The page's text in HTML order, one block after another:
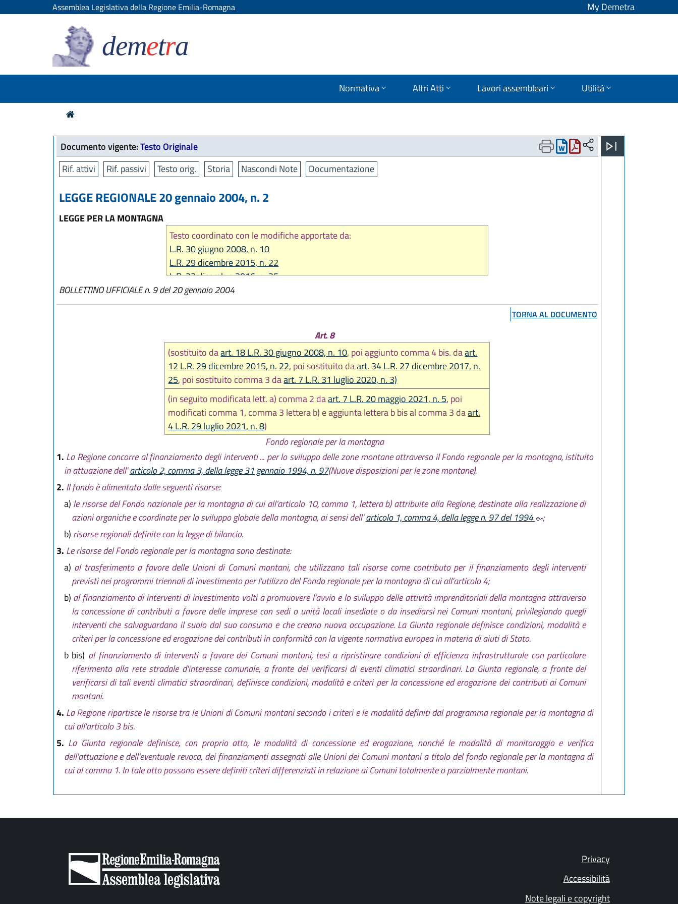
Assemblea Legislativa della Regione Emilia-Romagna My Demetra
demetra
Normativa Altri Atti Lavori assembleari Utilità
Documento vigente:Testo Originale
Rif. attivi
Rif. passivi Testo orig. Storia Nascondi Note Documentazione
LEGGE REGIONALE 20 gennaio 2004, n. 2
LEGGE PER LA MONTAGNA
Testo coordinato con le modifiche apportate da:
L.R. 30 giugno 2008, n. 10
L.R. 29 dicembre 2015, n. 22
L.R. 23 dicembre 2016, n. 25
L.R. 27 dicembre 2017, n. 25
L.R. 31 luglio 2020 n. 3
L.R. 29 luglio 2021, n. 8
BOLLETTINO UFFICIALE n. 9 del 20 gennaio 2004
TORNA AL DOCUMENTO
Art. 8
(sostituito daart. 18 L.R. 30 giugno 2008, n. 10, poi aggiunto comma 4 bis. daart.
12 L.R. 29 dicembre 2015, n. 22, poi sostituito daart. 34 L.R. 27 dicembre 2017, n.
25, poi sostituito comma 3 daart. 7 L.R. 31 luglio 2020, n. 3)
(in seguito modificata lett. a) comma 2 daart. 7 L.R. 20 maggio 2021, n. 5, poi
modificati comma 1, comma 3 lettera b) e aggiunta lettera b bis al comma 3 daart.
4 L.R. 29 luglio 2021, n. 8)
Fondo regionale per la montagna
1. La Regione concorre al finanziamento degli interventi ... per lo sviluppo delle zone montane attraverso il Fondo regionale per la montagna, istituito
in attuazione dell'articolo 2, comma 3, della legge 31 gennaio 1994, n. 97(Nuove disposizioni per le zone montane).
2. Il fondo è alimentato dalle seguenti risorse:
a) le risorse del Fondo nazionale per la montagna di cui all’articolo 10, comma 1, lettera b) attribuite alla Regione, destinate alla realizzazione di
azioni organiche e coordinate per lo sviluppo globale della montagna, ai sensi dell'articolo 1, comma 4, della legge n. 97 del 1994
;
b) risorse regionali definite con la legge di bilancio.
3. Le risorse del Fondo regionale per la montagna sono destinate:
a) al trasferimento a favore delle Unioni di Comuni montani, che utilizzano tali risorse come contributo per il finanziamento degli interventi
previsti nei programmi triennali di investimento per l'utilizzo del Fondo regionale per la montagna di cui all'articolo 4;
b) al finanziamento di interventi di investimento volti a promuovere l'avvio e lo sviluppo delle attività imprenditoriali della montagna attraverso
la concessione di contributi a favore delle imprese con sedi o unità locali insediate o da insediarsi nei Comuni montani, privilegiando quegli
interventi che salvaguardano il suolo dal suo consumo e che creano nuova occupazione. La Giunta regionale definisce condizioni, modalità e
criteri per la concessione ed erogazione dei contributi in conformità con la vigente normativa europea in materia di aiuti di Stato.
b bis) al finanziamento di interventi a favore dei Comuni montani, tesi a ripristinare condizioni di efficienza infrastrutturale con particolare
riferimento alla rete stradale d'interesse comunale, a fronte del verificarsi di eventi climatici straordinari. La Giunta regionale, a fronte del
verificarsi di tali eventi climatici straordinari, definisce condizioni, modalità e criteri per la concessione ed erogazione dei contributi ai Comuni
montani.
4. La Regione ripartisce le risorse tra le Unioni di Comuni montani secondo i criteri e le modalità definiti dal programma regionale per la montagna di
cui all'articolo 3 bis.
5. La Giunta regionale definisce, con proprio atto, le modalità di concessione ed erogazione, nonché le modalità di monitoraggio e verifica
dell'attuazione e dell'eventuale revoca, dei finanziamenti assegnati alle Unioni dei Comuni montani a titolo del fondo regionale per la montagna di
cui al comma 1. In tale atto possono essere definiti criteri differenziati in relazione ai Comuni totalmente o parzialmente montani.
Privacy
Accessibilità
Note legali e copyright